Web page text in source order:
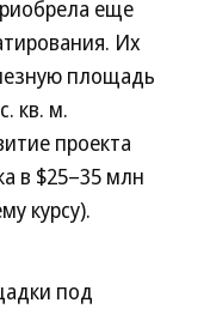
еще
Их
площадь
кв. м.
проекта
в $25–35 млн
курсу).
под